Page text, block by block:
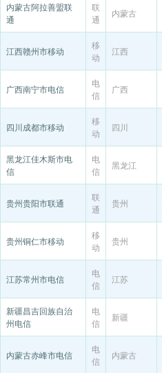
内蒙古阿拉善盟联
通
联
通
内蒙古
江西赣州市移动
移
动
江西
广西南宁市电信
电
信
广西
四川成都市移动
移
动
四川
黑龙江佳木斯市电
信
电
信
黑龙江
贵州贵阳市联通
联
通
贵州
贵州铜仁市移动
移
动
贵州
江苏常州市电信
电
信
江苏
新疆昌吉回族自治
州电信
电
信
新疆
内蒙古赤峰市电信
电
信
内蒙古